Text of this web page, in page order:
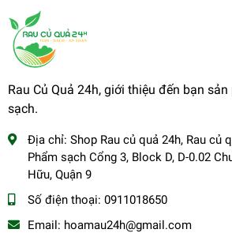
Rau Củ Quả 24h, giới thiệu đến bạn
sạch.
Địa chỉ: Shop Rau củ quả 24h, Rau củ
Phẩm sạch Cổng 3, Block D, D-0.02
Hữu, Quận 9
Số điện thoại: 0911018650
Email: hoamau24h@gmail.com